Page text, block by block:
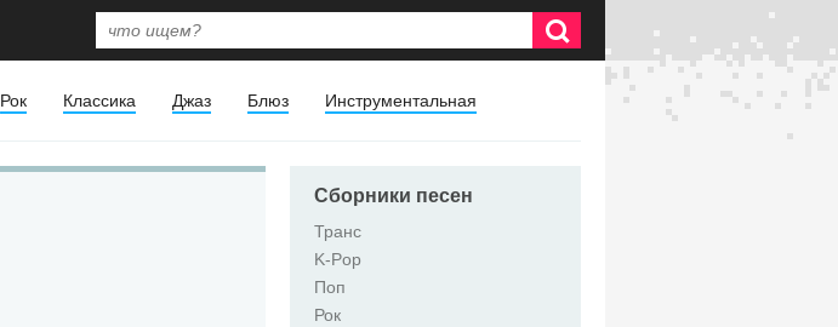
Рок Классика Джаз Блюз Инструментальная
Сборники песен
Транс
K-Pop
Поп
Рок